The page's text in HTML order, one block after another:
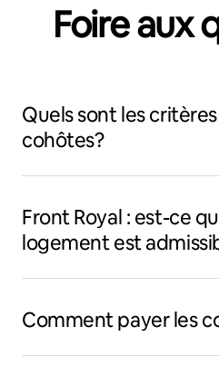
Foire aux
Quels sont les
cohôtes?
Front Royal : est-ce
logement est
Comment payer les